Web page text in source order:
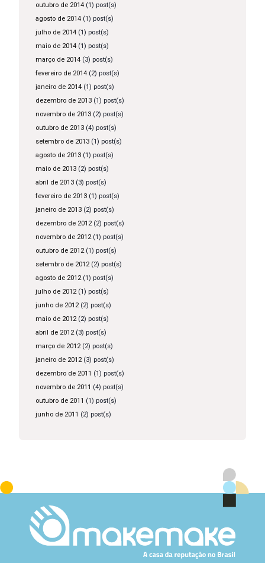
outubro de 2014(1) post(s)
agosto de 2014(1) post(s)
julho de 2014(1) post(s)
maio de 2014(1) post(s)
março de 2014(3) post(s)
fevereiro de 2014(2) post(s)
janeiro de 2014(1) post(s)
dezembro de 2013(1) post(s)
novembro de 2013(2) post(s)
outubro de 2013(4) post(s)
setembro de 2013(1) post(s)
agosto de 2013(1) post(s)
maio de 2013(2) post(s)
abril de 2013(3) post(s)
fevereiro de 2013(1) post(s)
janeiro de 2013(2) post(s)
dezembro de 2012(2) post(s)
novembro de 2012(1) post(s)
outubro de 2012(1) post(s)
setembro de 2012(2) post(s)
agosto de 2012(1) post(s)
julho de 2012(1) post(s)
junho de 2012(2) post(s)
maio de 2012(2) post(s)
abril de 2012(3) post(s)
março de 2012(2) post(s)
janeiro de 2012(3) post(s)
dezembro de 2011 (1) post(s)
novembro de 2011 (4) post(s)
outubro de 2011 (1) post(s)
junho de 2011 (2) post(s)